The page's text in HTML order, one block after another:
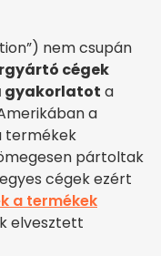
nem csupán
cégek
gyakorlatot a
a
termékek
pártoltak
cégek ezért
a termékek
elvesztett